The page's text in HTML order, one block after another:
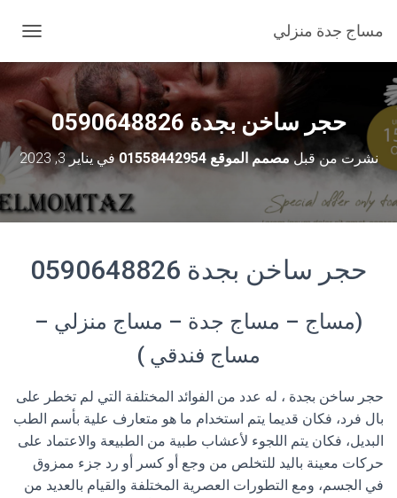
مساج جدة منزلي
ب
ل
ل
ت
ق
ل
حجر ساخن بجدة 0590648826
نشرت من قبلمصمم الموقع 01558442954 في يناير 3, 2023
حجر ساخن بجدة 0590648826
(مساج – مساج جدة – مساج منزلي –
مساج فندقي )
حجر ساخن بجدة ، له عدد من الفوائد المختلفة التي لم تخطر على
بال فرد، فكان قديما يتم استخدام ما هو متعارف علية بأسم الطب
البديل، فكان يتم اللجوء لأعشاب طبية من الطبيعة والاعتماد على
حركات معينة باليد للتخلص من وجع أو كسر أو رد جزء ممزوق
في الجسم، ومع التطورات العصرية المختلفة والقيام بالعديد من